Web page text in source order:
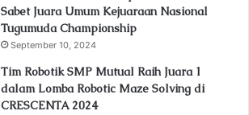
Sabet Juara Umum Kejuaraan Nasional
Tugumuda Championship
September 10, 2024
Tim Robotik SMP Mutual Raih Juara 1
dalam Lomba Robotic Maze Solving di
CRESCENTA 2024